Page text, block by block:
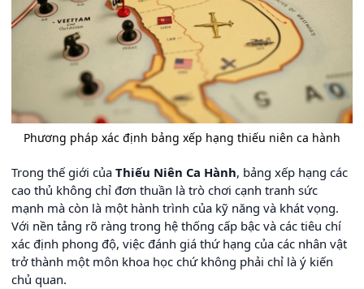
Phương pháp xác định bảng xếp hạng thiếu niên ca hành
Trong thế giới của Thiếu Niên Ca Hành, bảng xếp hạng các
cao thủ không chỉ đơn thuần là trò chơi cạnh tranh sức
mạnh mà còn là một hành trình của kỹ năng và khát vọng.
Với nền tảng rõ ràng trong hệ thống cấp bậc và các tiêu chí
xác định phong độ, việc đánh giá thứ hạng của các nhân vật
trở thành một môn khoa học chứ không phải chỉ là ý kiến
chủ quan.